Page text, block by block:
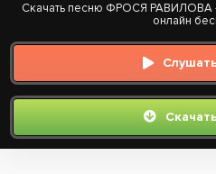
Скачать песню ФРОСЯ РАВИЛОВА -
онлайн